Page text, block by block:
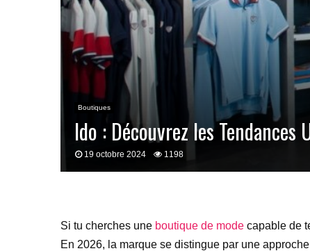
Boutiques
Ido : Découvrez les
19 octobre 2024 1198
Si tu cherches une boutique de mode capable de
En 2026, la marque se distingue par une